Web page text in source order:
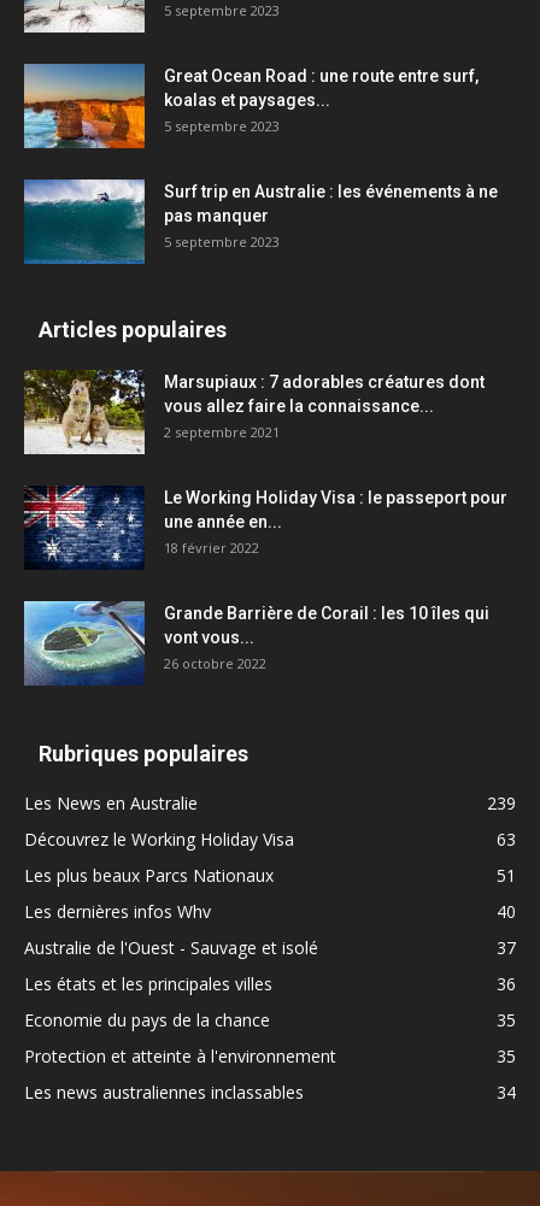
5 septembre 2023
Great Ocean Road : une route entre surf,
koalas et paysages...
5 septembre 2023
Surf trip en Australie : les événements à ne
pas manquer
5 septembre 2023
Articles populaires
Marsupiaux : 7 adorables créatures dont
vous allez faire la connaissance...
2 septembre 2021
Le Working Holiday Visa : le passeport pour
une année en...
18 février 2022
Grande Barrière de Corail : les 10 îles qui
vont vous...
26 octobre 2022
Rubriques populaires
Les News en Australie
239
Découvrez le Working Holiday Visa
63
Les plus beaux Parcs Nationaux
51
Les dernières infos Whv
40
Australie de l'Ouest - Sauvage et isolé
37
Les états et les principales villes
36
Economie du pays de la chance
35
Protection et atteinte à l'environnement
35
Les news australiennes inclassables
34